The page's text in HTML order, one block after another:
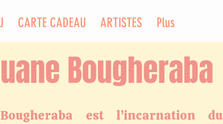
CARTE CADEAU ARTISTES Plus
Bougheraba
est l’incarnation du